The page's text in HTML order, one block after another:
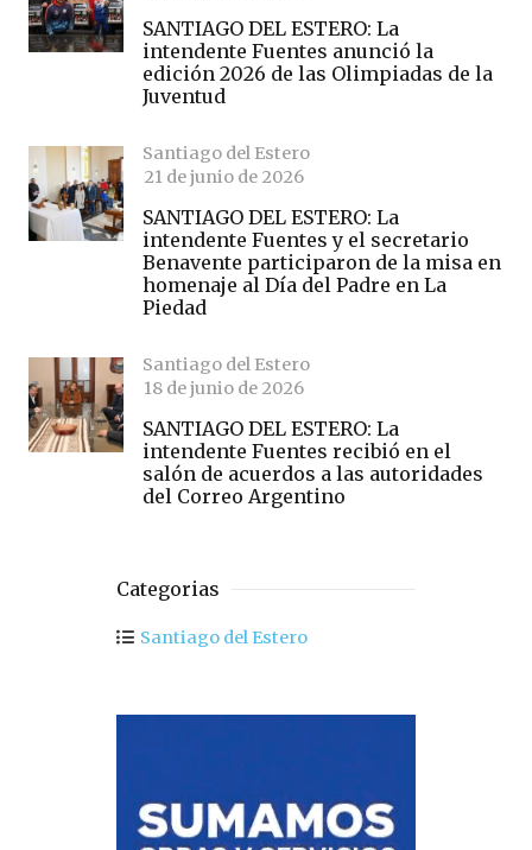
SANTIAGO DEL ESTERO: La
intendente Fuentes anunció la
edición 2026 de las Olimpiadas de la
Juventud
Santiago del Estero
21 de junio de 2026
SANTIAGO DEL ESTERO: La
intendente Fuentes y el secretario
Benavente participaron de la misa en
homenaje al Día del Padre en La
Piedad
Santiago del Estero
18 de junio de 2026
SANTIAGO DEL ESTERO: La
intendente Fuentes recibió en el
salón de acuerdos a las autoridades
del Correo Argentino
Categorias
Santiago del Estero